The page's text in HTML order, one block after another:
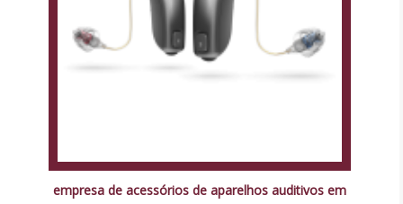
empresa de acessórios de aparelhos auditivos em